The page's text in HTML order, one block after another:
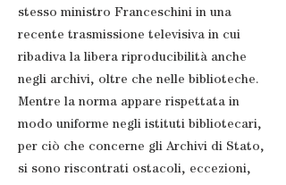
stesso ministro Franceschini in una
recente trasmissione televisiva in cui
ribadiva la libera riproducibilità anche
negli archivi, oltre che nelle biblioteche.
Mentre la norma appare rispettata in
modo uniforme negli istituti bibliotecari,
per ciò che concerne gli Archivi di Stato,
si sono riscontrati ostacoli, eccezioni,